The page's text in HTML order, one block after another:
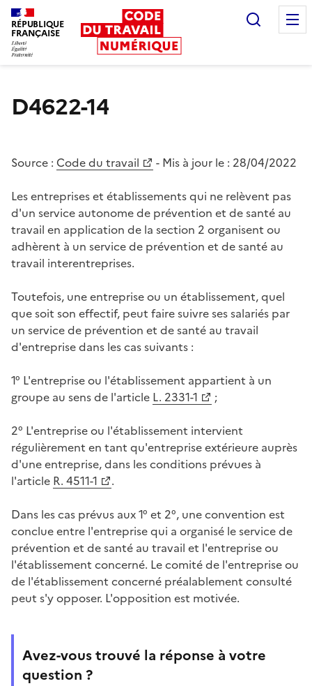
RÉPUBLIQUE
FRANÇAISE
D4622-14
Source : Code du travail - Mis à jour le : 28/04/2022
Les entreprises et établissements qui ne relèvent pas
d'un service autonome de prévention et de santé au
travail en application de la section 2 organisent ou
adhèrent à un service de prévention et de santé au
travail interentreprises.
Toutefois, une entreprise ou un établissement, quel
que soit son effectif, peut faire suivre ses salariés par
un service de prévention et de santé au travail
d'entreprise dans les cas suivants :
1° L'entreprise ou l'établissement appartient à un
groupe au sens de l'article L. 2331-1
;
2° L'entreprise ou l'établissement intervient
régulièrement en tant qu'entreprise extérieure auprès
d'une entreprise, dans les conditions prévues à
l'article R. 4511-1
.
Dans les cas prévus aux 1° et 2°, une convention est
conclue entre l'entreprise qui a organisé le service de
prévention et de santé au travail et l'entreprise ou
l'établissement concerné. Le comité de l'entreprise ou
de l'établissement concerné préalablement consulté
peut s'y opposer. L'opposition est motivée.
Avez-vous trouvé la réponse à votre
question ?